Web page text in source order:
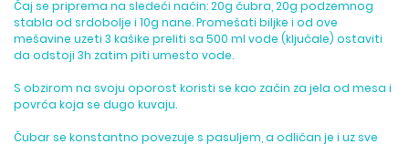
Čaj se priprema na sledeći način: 20g čubra, 20g podzemnog
stabla od srdobolje i 10g nane. Promešati biljke i od ove
mešavine uzeti 3 kašike preliti sa 500 ml vode (ključale) ostaviti
da odstoji 3h zatim piti umesto vode.
S obzirom na svoju oporost koristi se kao začin za jela od mesa i
povrća koja se dugo kuvaju.
Čubar se konstantno povezuje s pasuljem, a odličan je i uz sve